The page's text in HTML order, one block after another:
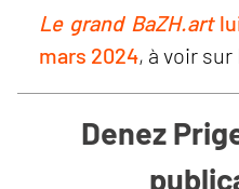
Le grand BaZH.art
mars 2024, à voir sur
Denez